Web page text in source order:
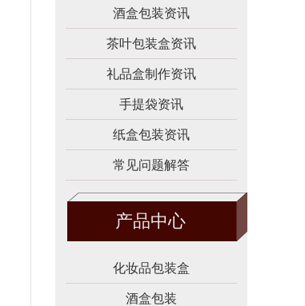
酒盒包装资讯
茶叶包装盒资讯
礼品盒制作资讯
手提袋资讯
纸盒包装资讯
常见问题解答
产品中心
化妆品包装盒
酒盒包装